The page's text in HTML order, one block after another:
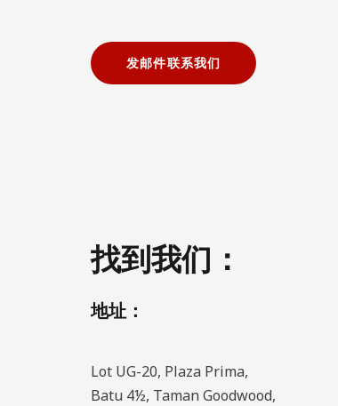
发邮件联系我们
地址：
找到我们：
Lot UG-20, Plaza Prima,
Batu 4½, Taman Goodwood,